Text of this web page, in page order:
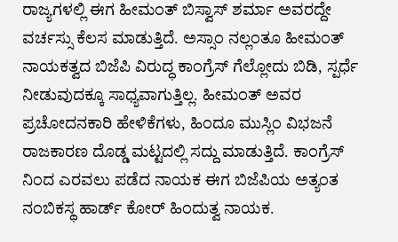
ರಾಜ್ಯಗಳಲ್ಲಿ ಈಗ ಹೀಮಂತ್ ಬಿಸ್ವಾಸ್ ಶರ್ಮಾ ಅವರದ್ದೇ
ವರ್ಚಸ್ಸು ಕೆಲಸ ಮಾಡುತ್ತಿದೆ. ಅಸ್ಸಾಂ ನಲ್ಲಂತೂ ಹೀಮಂತ್
ನಾಯಕತ್ವದ ಬಿಜೆಪಿ ವಿರುದ್ಧ ಕಾಂಗ್ರೆಸ್ ಗೆಲ್ಲೋದು ಬಿಡಿ, ಸ್ಪರ್ಧೆ
ನೀಡುವುದಕ್ಕೂ ಸಾಧ್ಯವಾಗುತ್ತಿಲ್ಲ. ಹೀಮಂತ್ ಅವರ
ಪ್ರಚೋದನಕಾರಿ ಹೇಳಿಕೆಗಳು, ಹಿಂದೂ ಮುಸ್ಲಿಂ ವಿಭಜನೆ
ರಾಜಕಾರಣ ದೊಡ್ಡ ಮಟ್ಟದಲ್ಲಿ ಸದ್ದು ಮಾಡುತ್ತಿದೆ. ಕಾಂಗ್ರೆಸ್
ನಿಂದ ಎರವಲು ಪಡೆದ ನಾಯಕ ಈಗ ಬಿಜೆಪಿಯ ಅತ್ಯಂತ
ನಂಬಿಕಸ್ಥ ಹಾರ್ಡ್ ಕೋರ್ ಹಿಂದುತ್ವ ನಾಯಕ.